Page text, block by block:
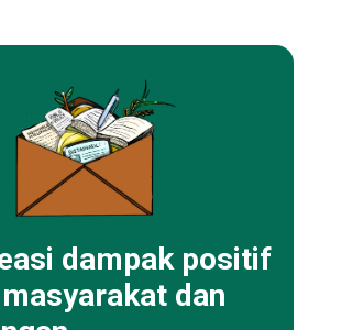
dampak positif
dan